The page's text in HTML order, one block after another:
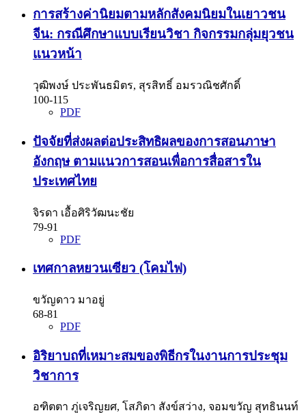
การสร้างค่านิยมตามหลักสังคมนิยมในเยาวชน
จีน: กรณีศึกษาแบบเรียนวิชา กิจกรรมกลุ่มยุวชน
แนวหน้า
วุฒิพงษ์ ประพันธมิตร, สุรสิทธิ์ อมรวณิชศักดิ์
100-115
PDF
ปัจจัยที่ส่งผลต่อประสิทธิผลของการสอนภาษา
อังกฤษ ตามแนวการสอนเพื่อการสื่อสารใน
ประเทศไทย
จิรดา เอื้อศิริวัฒนะชัย
79-91
PDF
เทศกาลหยวนเซียว (โคมไฟ)
ขวัญดาว มาอยู่
68-81
PDF
อิริยาบถที่เหมาะสมของพิธีกรในงานการประชุม
วิชาการ
อฑิตตา ภู่เจริญยศ, โสภิดา สังข์สว่าง, จอมขวัญ สุทธินนท์